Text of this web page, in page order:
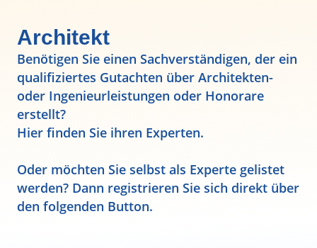
Architekt
Benötigen Sie einen Sachverständigen, der ein
qualifiziertes Gutachten über Architekten-
oder Ingenieurleistungen oder Honorare
erstellt?
Hier finden Sie ihren Experten.
Oder möchten Sie selbst als Experte gelistet
werden? Dann registrieren Sie sich direkt über
den folgenden Button.